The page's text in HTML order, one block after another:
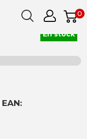
0
EAN:
En stock